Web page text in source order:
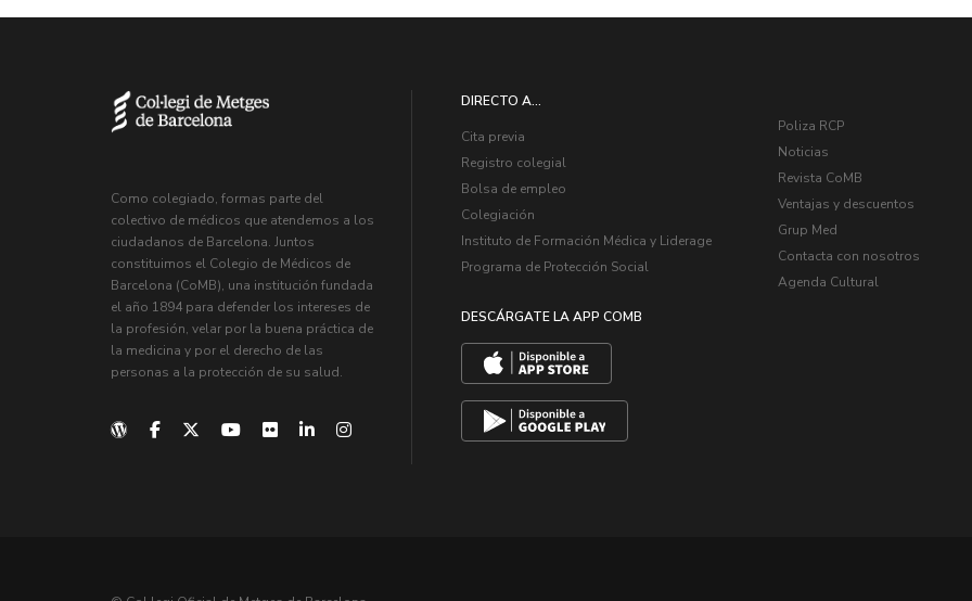
Como colegiado, formas parte del
colectivo de médicos que atendemos a los
ciudadanos de Barcelona. Juntos
constituimos el Colegio de Médicos de
Barcelona (CoMB), una institución fundada
el año 1894 para defender los intereses de
la profesión, velar por la buena práctica de
la medicina y por el derecho de las
personas a la protección de su salud.
DIRECTO A...
Cita previa
Registro colegial
Bolsa de empleo
Colegiación
Instituto de Formación Médica y Liderage
Programa de Protección Social
DESCÁRGATE LA APP COMB
Poliza RCP
Noticias
Revista CoMB
Ventajas y descuentos
Grup Med
Contacta con nosotros
Agenda Cultural